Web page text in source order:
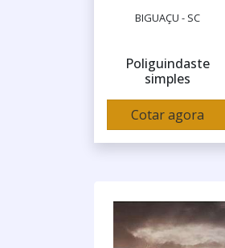
BIGUAÇU - SC
Poliguindaste
simples
Cotar agora